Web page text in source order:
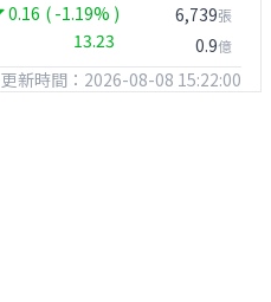
0.16 ( -1.19% )
13.23
6,739張
0.9億
更新時間：2026-08-08 15:22:00